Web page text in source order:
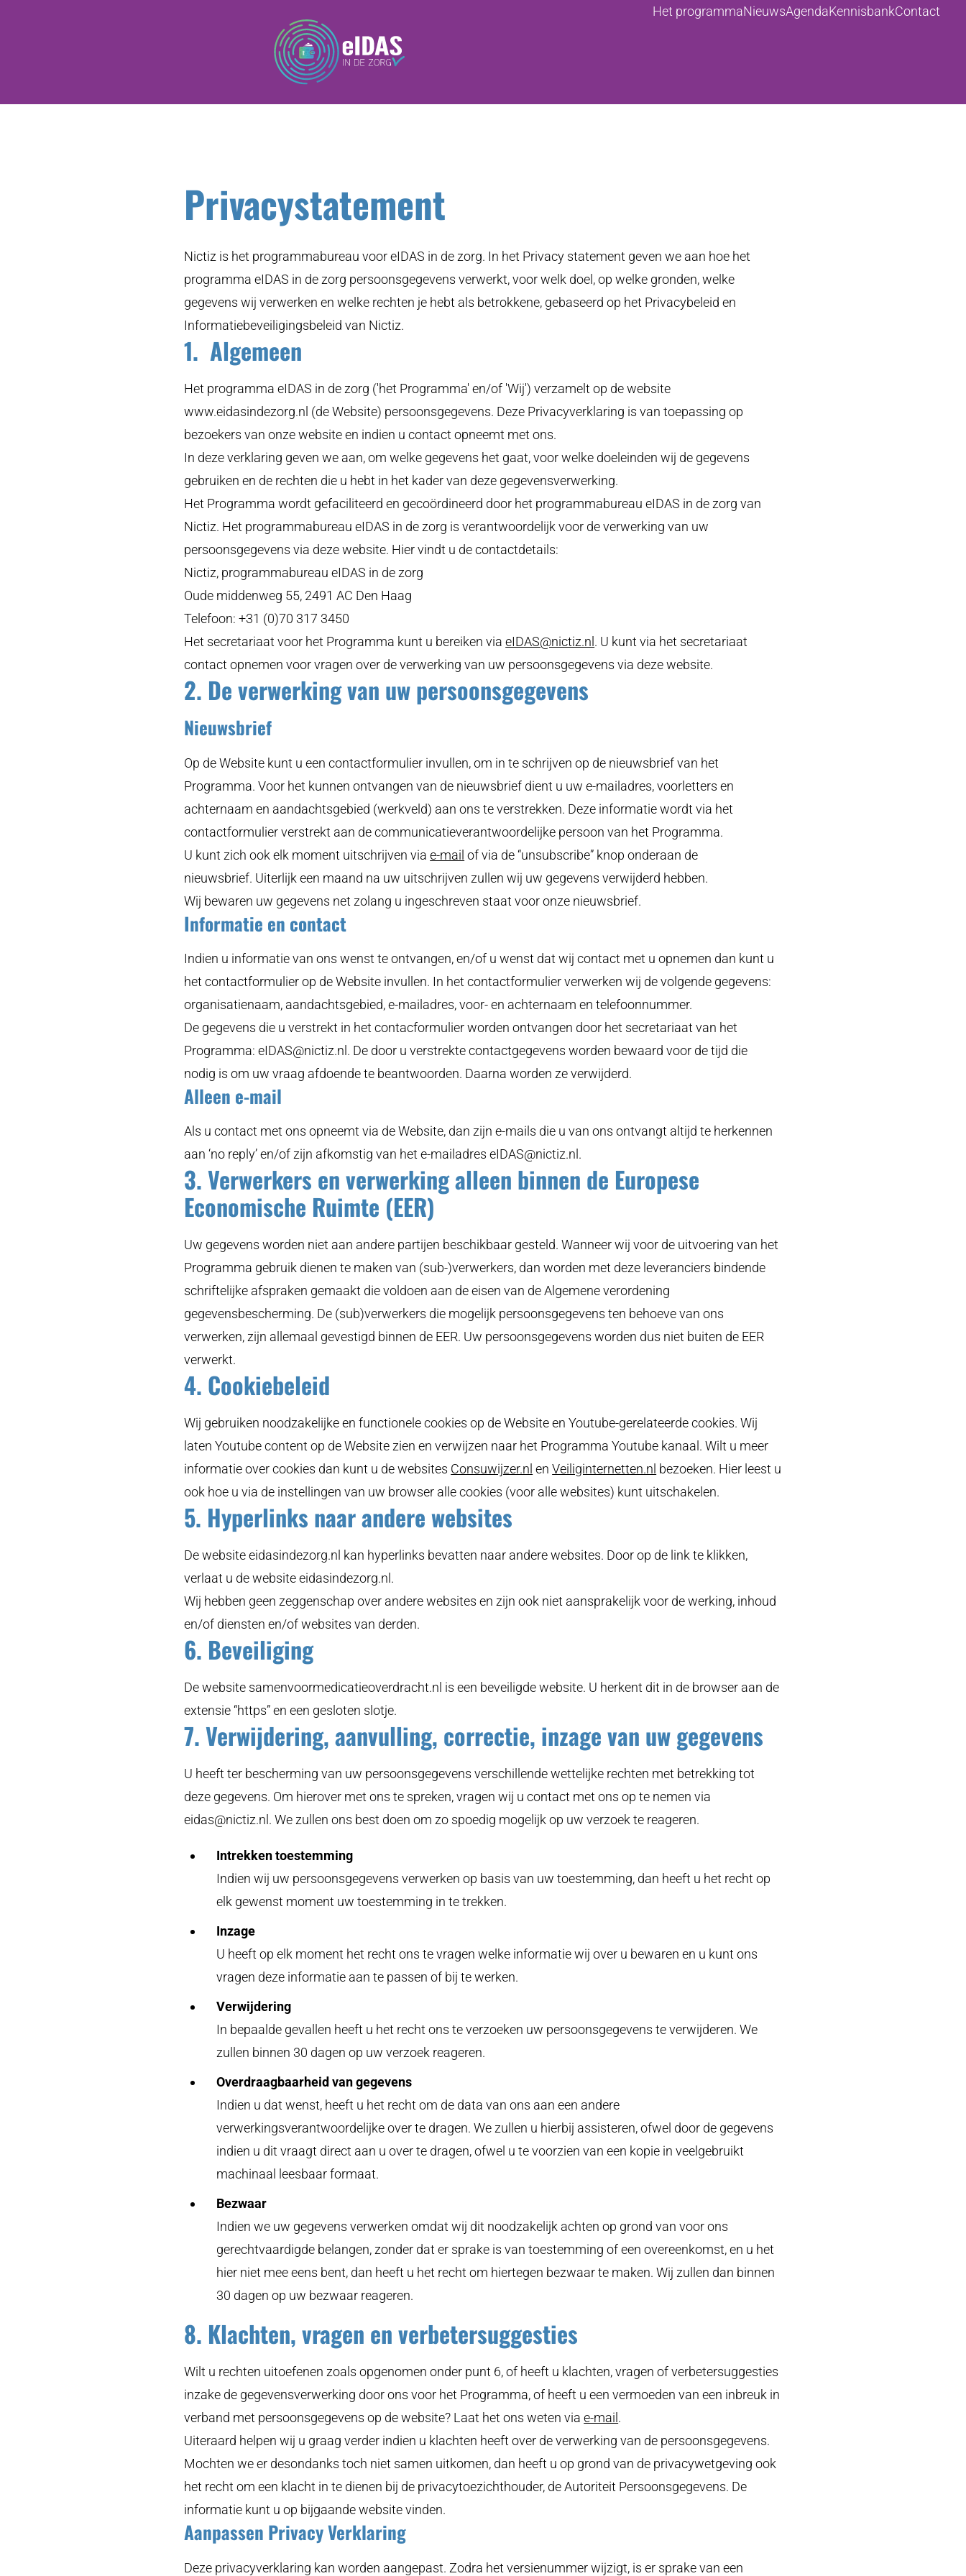
Het programmaNieuwsAgendaKennisbankContact
Privacystatement
Nictiz is het programmabureau voor eIDAS in de zorg. In het Privacy statement geven we aan hoe het
programma eIDAS in de zorg persoonsgegevens verwerkt, voor welk doel, op welke gronden, welke
gegevens wij verwerken en welke rechten je hebt als betrokkene, gebaseerd op het Privacybeleid en
Informatiebeveiligingsbeleid van Nictiz.
1. Algemeen
Het programma eIDAS in de zorg ('het Programma' en/of 'Wij') verzamelt op de website
www.eidasindezorg.nl (de Website) persoonsgegevens. Deze Privacyverklaring is van toepassing op
bezoekers van onze website en indien u contact opneemt met ons.
In deze verklaring geven we aan, om welke gegevens het gaat, voor welke doeleinden wij de gegevens
gebruiken en de rechten die u hebt in het kader van deze gegevensverwerking.
Het Programma wordt gefaciliteerd en gecoördineerd door het programmabureau eIDAS in de zorg van
Nictiz. Het programmabureau eIDAS in de zorg is verantwoordelijk voor de verwerking van uw
persoonsgegevens via deze website. Hier vindt u de contactdetails:
Nictiz, programmabureau eIDAS in de zorg
Oude middenweg 55, 2491 AC Den Haag
Telefoon: +31 (0)70 317 3450
Het secretariaat voor het Programma kunt u bereiken viaeIDAS@nictiz.nl (opent
in
. U kunt via het secretariaat
contact opnemen voor vragen over de verwerking van uw persoonsgegevens via deze website.
2. De verwerking van uw persoonsgegevens
Nieuwsbrief
Op de Website kunt u een contactformulier invullen, om in te schrijven op de nieuwsbrief van het
Programma. Voor het kunnen ontvangen van de nieuwsbrief dient u uw e-mailadres, voorletters en
achternaam en aandachtsgebied (werkveld) aan ons te verstrekken. Deze informatie wordt via het
contactformulier verstrekt aan de communicatieverantwoordelijke persoon van het Programma.
U kunt zich ook elk moment uitschrijven viae-mail (opent
in
een
of via de “unsubscribe” knop onderaan de
nieuwsbrief. Uiterlijk een maand na uw uitschrijven zullen wij uw gegevens verwijderd hebben.
Wij bewaren uw gegevens net zolang u ingeschreven staat voor onze nieuwsbrief.
Informatie en contact
Indien u informatie van ons wenst te ontvangen, en/of u wenst dat wij contact met u opnemen dan kunt u
het contactformulier op de Website invullen. In het contactformulier verwerken wij de volgende gegevens:
organisatienaam, aandachtsgebied, e-mailadres, voor- en achternaam en telefoonnummer.
De gegevens die u verstrekt in het contacformulier worden ontvangen door het secretariaat van het
Programma:eIDAS@nictiz.nl. De door u verstrekte contactgegevens worden bewaard voor de tijd die
nodig is om uw vraag afdoende te beantwoorden. Daarna worden ze verwijderd.
Alleen e-mail
Als u contact met ons opneemt via de Website, dan zijn e-mails die u van ons ontvangt altijd te herkennen
aan ‘no reply’ en/of zijn afkomstig van het e-mailadreseIDAS@nictiz.nl.
3. Verwerkers en verwerking alleen binnen de Europese
Economische Ruimte (EER)
Uw gegevens worden niet aan andere partijen beschikbaar gesteld. Wanneer wij voor de uitvoering van het
Programma gebruik dienen te maken van (sub-)verwerkers, dan worden met deze leveranciers bindende
schriftelijke afspraken gemaakt die voldoen aan de eisen van de Algemene verordening
gegevensbescherming. De (sub)verwerkers die mogelijk persoonsgegevens ten behoeve van ons
verwerken, zijn allemaal gevestigd binnen de EER. Uw persoonsgegevens worden dus niet buiten de EER
verwerkt.
4. Cookiebeleid
Wij gebruiken noodzakelijke en functionele cookies op de Website en Youtube-gerelateerde cookies. Wij
laten Youtube content op de Website zien en verwijzen naar het Programma Youtube kanaal. Wilt u meer
informatie over cookies dan kunt u de websites Consuwijzer.nl (opent
in
venster)
enVeiliginternetten.nl (opent
in
venster)
bezoeken. Hier leest u
ook hoe u via de instellingen van uw browser alle cookies (voor alle websites) kunt uitschakelen.
5. Hyperlinks naar andere websites
De website eidasindezorg.nl kan hyperlinks bevatten naar andere websites. Door op de link te klikken,
verlaat u de website eidasindezorg.nl.
Wij hebben geen zeggenschap over andere websites en zijn ook niet aansprakelijk voor de werking, inhoud
en/of diensten en/of websites van derden.
6. Beveiliging
De website samenvoormedicatieoverdracht.nl is een beveiligde website. U herkent dit in de browser aan de
extensie “https” en een gesloten slotje.
7. Verwijdering, aanvulling, correctie, inzage van uw gegevens
U heeft ter bescherming van uw persoonsgegevens verschillende wettelijke rechten met betrekking tot
deze gegevens. Om hierover met ons te spreken, vragen wij u contact met ons op te nemen via
eidas@nictiz.nl . We zullen ons best doen om zo spoedig mogelijk op uw verzoek te reageren.
Intrekken toestemming
Indien wij uw persoonsgegevens verwerken op basis van uw toestemming, dan heeft u het recht op
elk gewenst moment uw toestemming in te trekken.
Inzage
U heeft op elk moment het recht ons te vragen welke informatie wij over u bewaren en u kunt ons
vragen deze informatie aan te passen of bij te werken.
Verwijdering
In bepaalde gevallen heeft u het recht ons te verzoeken uw persoonsgegevens te verwijderen. We
zullen binnen 30 dagen op uw verzoek reageren.
Overdraagbaarheid van gegevens
Indien u dat wenst, heeft u het recht om de data van ons aan een andere
verwerkingsverantwoordelijke over te dragen. We zullen u hierbij assisteren, ofwel door de gegevens
indien u dit vraagt direct aan u over te dragen, ofwel u te voorzien van een kopie in veelgebruikt
machinaal leesbaar formaat.
Bezwaar
Indien we uw gegevens verwerken omdat wij dit noodzakelijk achten op grond van voor ons
gerechtvaardigde belangen, zonder dat er sprake is van toestemming of een overeenkomst, en u het
hier niet mee eens bent, dan heeft u het recht om hiertegen bezwaar te maken. Wij zullen dan binnen
30 dagen op uw bezwaar reageren.
8. Klachten, vragen en verbetersuggesties
Wilt u rechten uitoefenen zoals opgenomen onder punt 6, of heeft u klachten, vragen of verbetersuggesties
inzake de gegevensverwerking door ons voor het Programma, of heeft u een vermoeden van een inbreuk in
verband met persoonsgegevens op de website? Laat het ons weten viae-mail (opent
in
een
nieuw
.
Uiteraard helpen wij u graag verder indien u klachten heeft over de verwerking van de persoonsgegevens.
Mochten we er desondanks toch niet samen uitkomen, dan heeft u op grond van de privacywetgeving ook
het recht om een klacht in te dienen bij de privacytoezichthouder, de Autoriteit Persoonsgegevens. De
informatie kunt u op bijgaande website vinden.
Aanpassen Privacy Verklaring
Deze privacyverklaring kan worden aangepast. Zodra het versienummer wijzigt, is er sprake van een